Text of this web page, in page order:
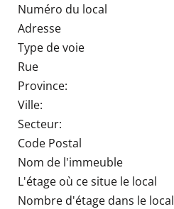
Numéro du local
Adresse
Type de voie
Rue
Province:
Ville:
Secteur:
Code Postal
Nom de l'immeuble
L'étage où ce situe le local
Nombre d'étage dans le local